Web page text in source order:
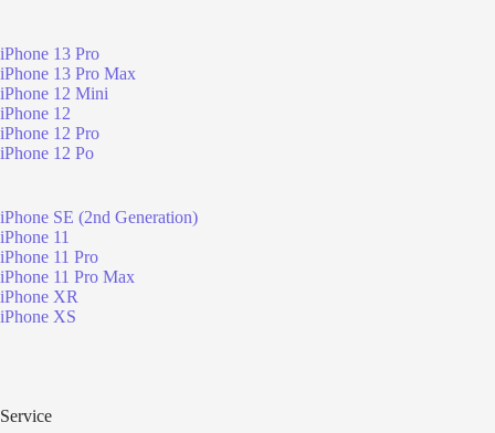
iPhone 13 Pro
iPhone 13 Pro Max
iPhone 12 Mini
iPhone 12
iPhone 12 Pro
iPhone 12 Po
iPhone SE (2nd Generation)
iPhone 11
iPhone 11 Pro
iPhone 11 Pro Max
iPhone XR
iPhone XS
Service